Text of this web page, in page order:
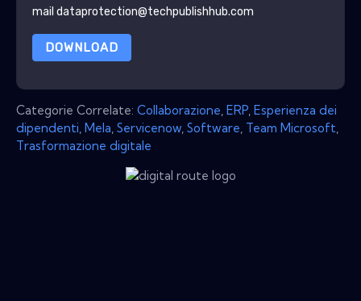
mail dataprotection@techpublishhub.com
DOWNLOAD
Categorie Correlate: Collaborazione ERP Esperienza dei
dipendenti Mela Servicenow Software Team Microsoft
Trasformazione digitale